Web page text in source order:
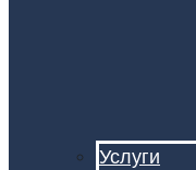
Услуги